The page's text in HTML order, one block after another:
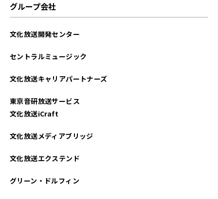
グループ会社
文化放送開発センター
セントラルミュージック
文化放送キャリアパートナーズ
東京音研放送サービス
文化放送iCraft
文化放送メディアブリッジ
文化放送エクステンド
グリーン・ドルフィン